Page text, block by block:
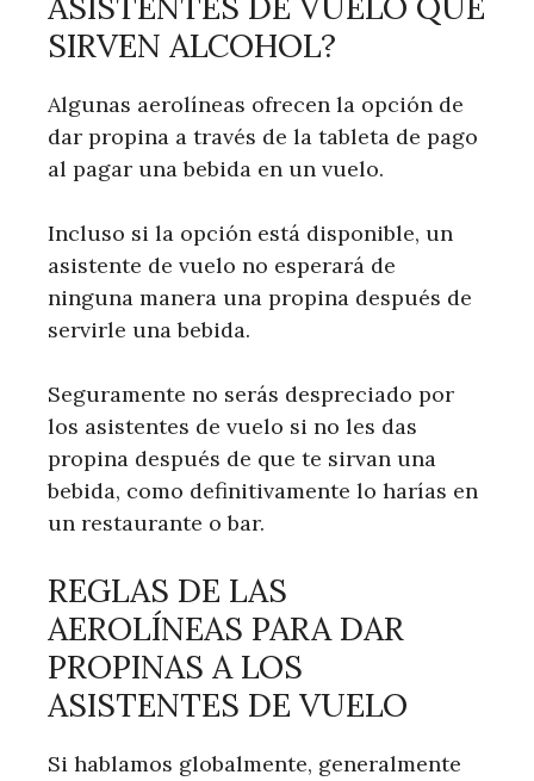
SIRVEN ALCOHOL?
Algunas aerolíneas ofrecen la opción de
dar propina a través de la tableta de pago
al pagar una bebida en un vuelo.
Incluso si la opción está disponible, un
asistente de vuelo no esperará de
ninguna manera una propina después de
servirle una bebida.
Seguramente no serás despreciado por
los asistentes de vuelo si no les das
propina después de que te sirvan una
bebida, como definitivamente lo harías en
un restaurante o bar.
REGLAS DE LAS
AEROLÍNEAS PARA DAR
PROPINAS A LOS
ASISTENTES DE VUELO
Si hablamos globalmente, generalmente